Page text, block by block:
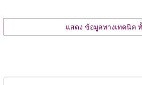
แสดง ข้อมูลทางเทคนิค